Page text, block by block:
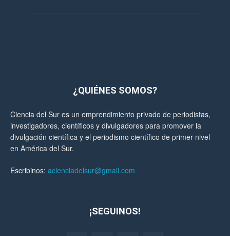
¿QUIÉNES SOMOS?
Ciencia del Sur es un emprendimiento privado de periodistas,
investigadores, científicos y divulgadores para promover la
divulgación científica y el periodismo científico de primer nivel
en América del Sur.
Escribinos: acienciadelsur@gmail.com
¡SEGUINOS!